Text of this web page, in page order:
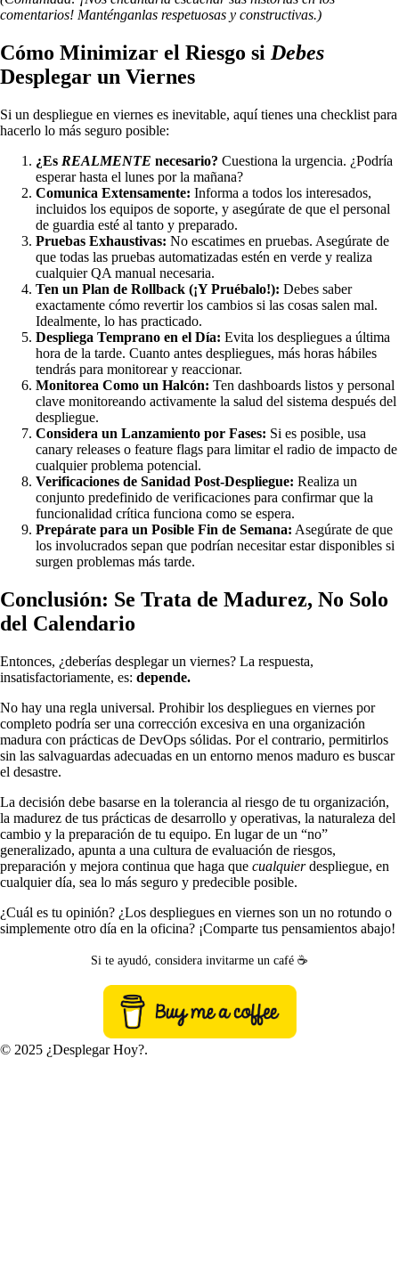
comentarios! Manténganlas respetuosas y constructivas.)
Cómo Minimizar el Riesgo si Debes
Desplegar un Viernes
Si un despliegue en viernes es inevitable, aquí tienes una checklist para
hacerlo lo más seguro posible:
¿Es REALMENTE necesario? Cuestiona la urgencia. ¿Podría
esperar hasta el lunes por la mañana?
Comunica Extensamente: Informa a todos los interesados,
incluidos los equipos de soporte, y asegúrate de que el personal
de guardia esté al tanto y preparado.
Pruebas Exhaustivas: No escatimes en pruebas. Asegúrate de
que todas las pruebas automatizadas estén en verde y realiza
cualquier QA manual necesaria.
Ten un Plan de Rollback (¡Y Pruébalo!): Debes saber
exactamente cómo revertir los cambios si las cosas salen mal.
Idealmente, lo has practicado.
Despliega Temprano en el Día: Evita los despliegues a última
hora de la tarde. Cuanto antes despliegues, más horas hábiles
tendrás para monitorear y reaccionar.
Monitorea Como un Halcón: Ten dashboards listos y personal
clave monitoreando activamente la salud del sistema después del
despliegue.
Considera un Lanzamiento por Fases: Si es posible, usa
canary releases o feature flags para limitar el radio de impacto de
cualquier problema potencial.
Verificaciones de Sanidad Post-Despliegue: Realiza un
conjunto predefinido de verificaciones para confirmar que la
funcionalidad crítica funciona como se espera.
Prepárate para un Posible Fin de Semana: Asegúrate de que
los involucrados sepan que podrían necesitar estar disponibles si
surgen problemas más tarde.
Conclusión: Se Trata de Madurez, No Solo
del Calendario
Entonces, ¿deberías desplegar un viernes? La respuesta,
insatisfactoriamente, es: depende.
No hay una regla universal. Prohibir los despliegues en viernes por
completo podría ser una corrección excesiva en una organización
madura con prácticas de DevOps sólidas. Por el contrario, permitirlos
sin las salvaguardas adecuadas en un entorno menos maduro es buscar
el desastre.
La decisión debe basarse en la tolerancia al riesgo de tu organización,
la madurez de tus prácticas de desarrollo y operativas, la naturaleza del
cambio y la preparación de tu equipo. En lugar de un “no”
generalizado, apunta a una cultura de evaluación de riesgos,
preparación y mejora continua que haga que cualquierdespliegue, en
cualquier día, sea lo más seguro y predecible posible.
¿Cuál es tu opinión? ¿Los despliegues en viernes son un no rotundo o
simplemente otro día en la oficina? ¡Comparte tus pensamientos abajo!
Si te ayudó, considera invitarme un café ☕
© 2025 ¿Desplegar Hoy?.